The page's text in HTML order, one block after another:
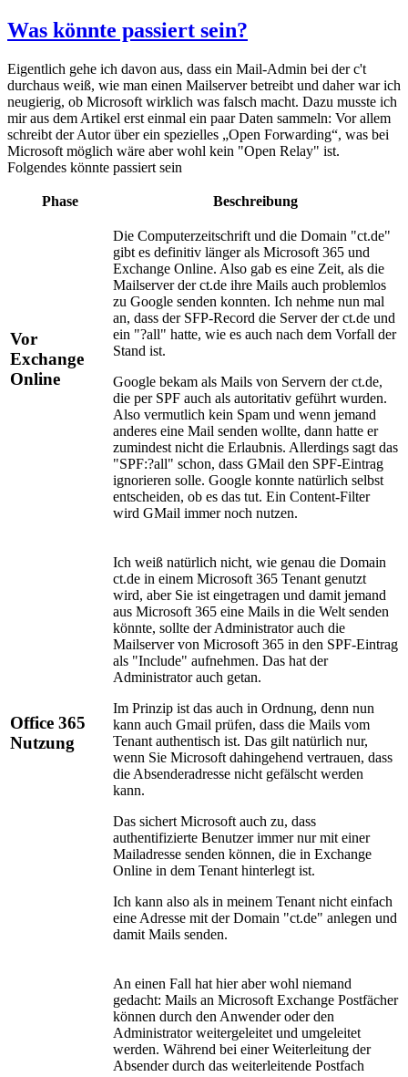
Was könnte passiert sein?
Eigentlich gehe ich davon aus, dass ein Mail-Admin bei der c't
durchaus weiß, wie man einen Mailserver betreibt und daher war ich
neugierig, ob Microsoft wirklich was falsch macht. Dazu musste ich
mir aus dem Artikel erst einmal ein paar Daten sammeln: Vor allem
schreibt der Autor über ein spezielles „Open Forwarding“, was bei
Microsoft möglich wäre aber wohl kein "Open Relay" ist.
Folgendes könnte passiert sein
Phase Beschreibung
Vor
Exchange
Online
Die Computerzeitschrift und die Domain "ct.de"
gibt es definitiv länger als Microsoft 365 und
Exchange Online. Also gab es eine Zeit, als die
Mailserver der ct.de ihre Mails auch problemlos
zu Google senden konnten. Ich nehme nun mal
an, dass der SFP-Record die Server der ct.de und
ein "?all" hatte, wie es auch nach dem Vorfall der
Stand ist.
Google bekam als Mails von Servern der ct.de,
die per SPF auch als autoritativ geführt wurden.
Also vermutlich kein Spam und wenn jemand
anderes eine Mail senden wollte, dann hatte er
zumindest nicht die Erlaubnis. Allerdings sagt das
"SPF:?all" schon, dass GMail den SPF-Eintrag
ignorieren solle. Google konnte natürlich selbst
entscheiden, ob es das tut. Ein Content-Filter
wird GMail immer noch nutzen.
Office 365
Nutzung
Ich weiß natürlich nicht, wie genau die Domain
ct.de in einem Microsoft 365 Tenant genutzt
wird, aber Sie ist eingetragen und damit jemand
aus Microsoft 365 eine Mails in die Welt senden
könnte, sollte der Administrator auch die
Mailserver von Microsoft 365 in den SPF-Eintrag
als "Include" aufnehmen. Das hat der
Administrator auch getan.
Im Prinzip ist das auch in Ordnung, denn nun
kann auch Gmail prüfen, dass die Mails vom
Tenant authentisch ist. Das gilt natürlich nur,
wenn Sie Microsoft dahingehend vertrauen, dass
die Absenderadresse nicht gefälscht werden
kann.
Das sichert Microsoft auch zu, dass
authentifizierte Benutzer immer nur mit einer
Mailadresse senden können, die in Exchange
Online in dem Tenant hinterlegt ist.
Ich kann also als in meinem Tenant nicht einfach
eine Adresse mit der Domain "ct.de" anlegen und
damit Mails senden.
An einen Fall hat hier aber wohl niemand
gedacht: Mails an Microsoft Exchange Postfächer
können durch den Anwender oder den
Administrator weitergeleitet und umgeleitet
werden. Während bei einer Weiterleitung der
Absender durch das weiterleitende Postfach